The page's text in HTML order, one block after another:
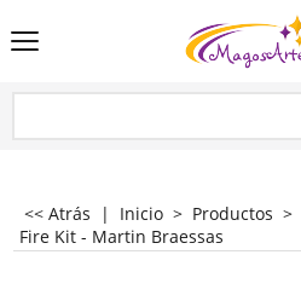
<< Atrás | Inicio > Productos >
Fire Kit - Martin Braessas